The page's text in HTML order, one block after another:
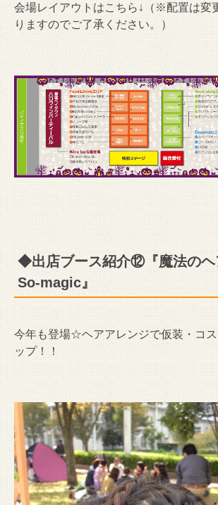
会場レイアウトはこちら↓（※配置は変
りますのでご了承ください。）
◆出店ブース紹介⑫『魔法のヘ
So-magic』
今年も登場☆ヘアアレンジで仮装・コ
ップ！！